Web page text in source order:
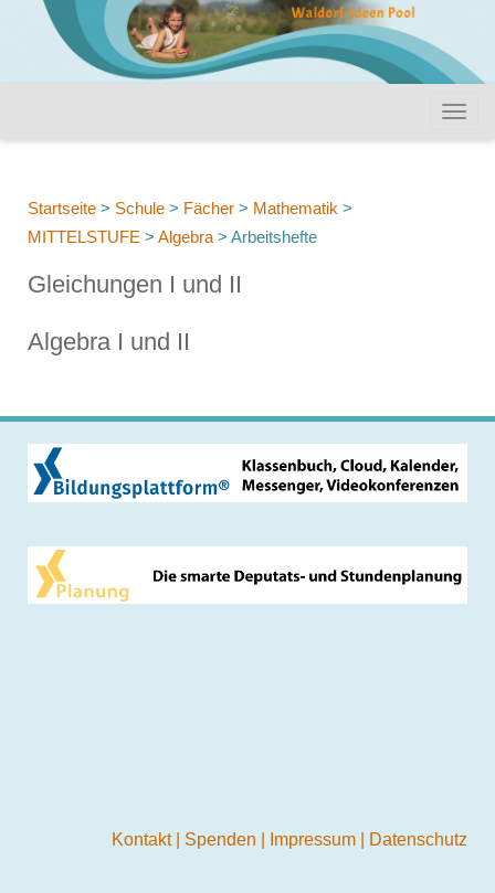
Startseite > Schule > Fächer > Mathematik >
MITTELSTUFE > Algebra > Arbeitshefte
Gleichungen I und II
Algebra I und II
Kontakt Spenden Impressum Datenschutz